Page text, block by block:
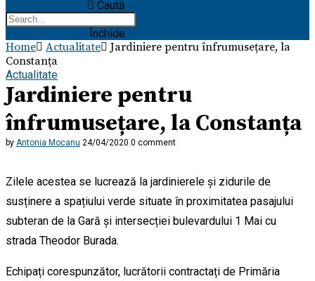
Caută
Închide
Home Actualitate
Jardiniere pentru înfrumusețare, la
Constanța
Actualitate
Jardiniere pentru
înfrumusețare, la Constanța
by Antonia Mocanu 24/04/2020 0 comment
Zilele acestea se lucrează la jardinierele și zidurile de
susținere a spațiului verde situate în proximitatea pasajului
subteran de la Gară și intersecției bulevardului 1 Mai cu
strada Theodor Burada.
Echipați corespunzător, lucrătorii contractați de Primăria